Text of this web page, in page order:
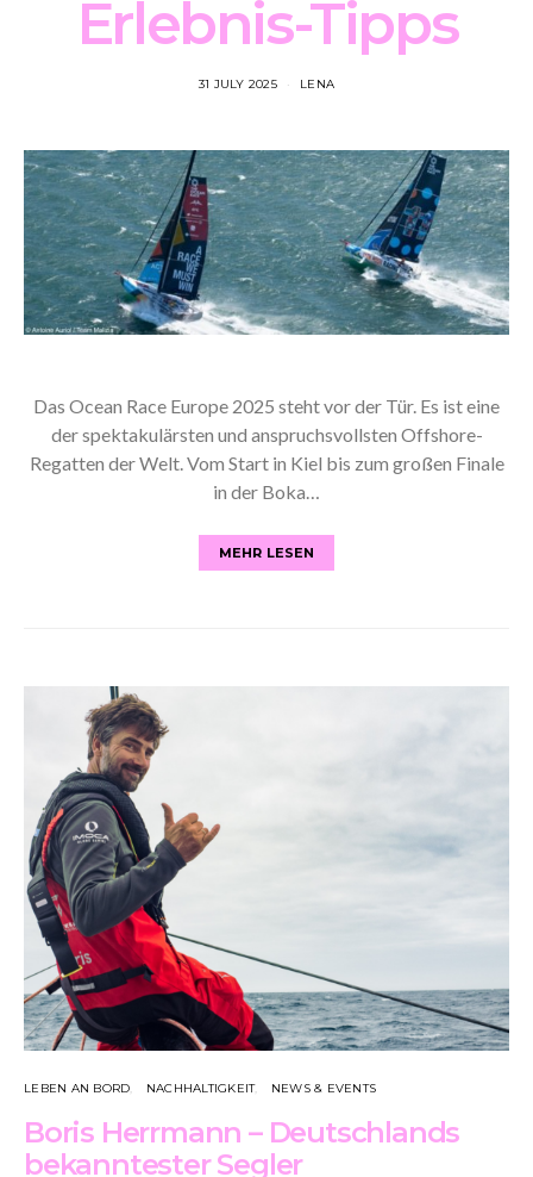
Erlebnis-Tipps
31 JULY 2025 LENA
Das Ocean Race Europe 2025 steht vor der Tür. Es ist eine
der spektakulärsten und anspruchsvollsten Offshore-
Regatten der Welt. Vom Start in Kiel bis zum großen Finale
in der Boka…
MEHR LESEN
LEBEN AN BORD NACHHALTIGKEIT NEWS & EVENTS
Boris Herrmann – Deutschlands
bekanntester Segler